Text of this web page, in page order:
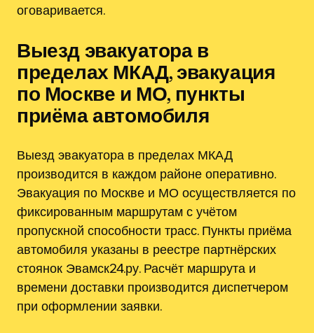
оговаривается.
Выезд эвакуатора в
пределах МКАД, эвакуация
по Москве и МО, пункты
приёма автомобиля
Выезд эвакуатора в пределах МКАД
производится в каждом районе оперативно.
Эвакуация по Москве и МО осуществляется по
фиксированным маршрутам с учётом
пропускной способности трасс. Пункты приёма
автомобиля указаны в реестре партнёрских
стоянок Эвамск24.ру. Расчёт маршрута и
времени доставки производится диспетчером
при оформлении заявки.